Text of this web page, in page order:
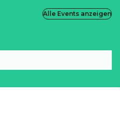
Alle Events anzeigen